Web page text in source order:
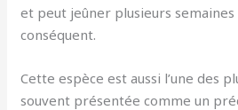
et peut jeûner plusieurs
conséquent.
Cette espèce est aussi l’une des
souvent présentée comme un